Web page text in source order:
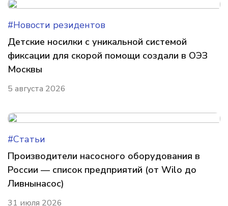
#Новости резидентов
Детские носилки с уникальной системой
фиксации для скорой помощи создали в ОЭЗ
Москвы
5 августа 2026
#Статьи
Производители насосного оборудования в
России — список предприятий (от Wilo до
Ливнынасос)
31 июля 2026